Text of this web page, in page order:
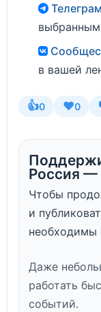
в вашей
👍0 ❤️0
Россия —
Чтобы
и
необходимы
Даже
работать
событий.